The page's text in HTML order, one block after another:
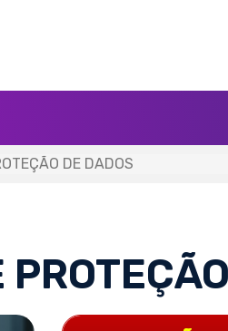
DE DADOS